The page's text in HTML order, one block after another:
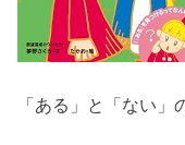
「ある」と「ない」